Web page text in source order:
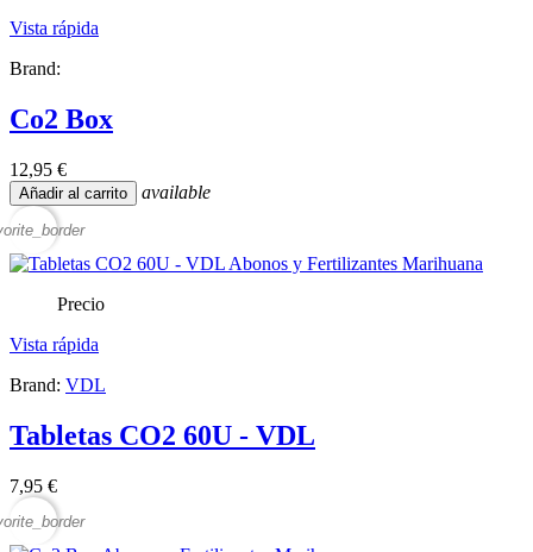
Vista rápida
Brand:
Co2 Box
12,95 €
Añadir al carrito available
Precio
Vista rápida
Brand: VDL
Tabletas CO2 60U - VDL
7,95 €